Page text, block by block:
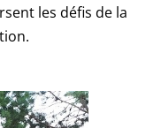
les défis de la